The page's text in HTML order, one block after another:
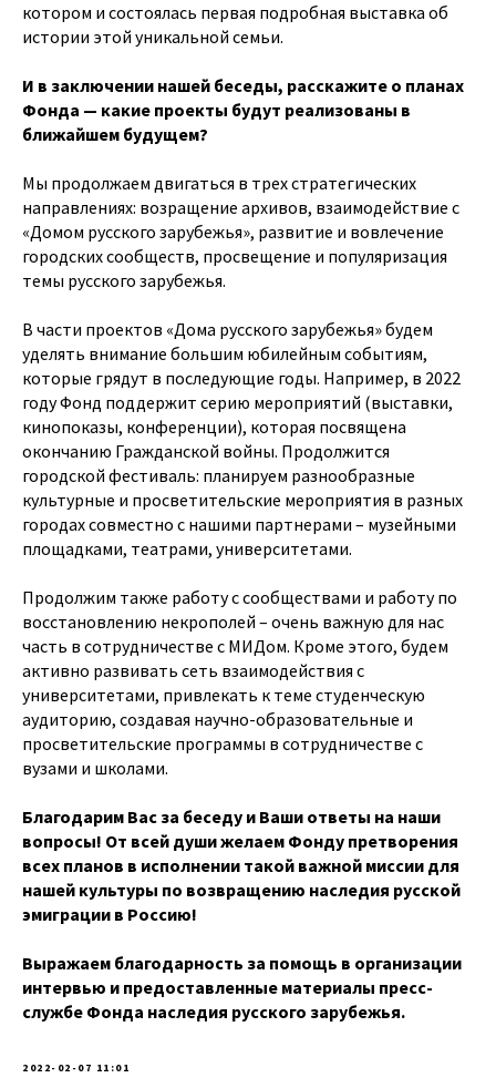
котором и состоялась первая подробная выставка об
истории этой уникальной семьи.
И в заключении нашей беседы, расскажите о планах
Фонда — какие проекты будут реализованы в
ближайшем будущем?
Мы продолжаем двигаться в трех стратегических
направлениях: возращение архивов, взаимодействие с
«Домом русского зарубежья», развитие и вовлечение
городских сообществ, просвещение и популяризация
темы русского зарубежья.
В части проектов «Дома русского зарубежья» будем
уделять внимание большим юбилейным событиям,
которые грядут в последующие годы. Например, в 2022
году Фонд поддержит серию мероприятий (выставки,
кинопоказы, конференции), которая посвящена
окончанию Гражданской войны. Продолжится
городской фестиваль: планируем разнообразные
культурные и просветительские мероприятия в разных
городах совместно с нашими партнерами – музейными
площадками, театрами, университетами.
Продолжим также работу с сообществами и работу по
восстановлению некрополей – очень важную для нас
часть в сотрудничестве с МИДом. Кроме этого, будем
активно развивать сеть взаимодействия с
университетами, привлекать к теме студенческую
аудиторию, создавая научно-образовательные и
просветительские программы в сотрудничестве с
вузами и школами.
Благодарим Вас за беседу и Ваши ответы на наши
вопросы! От всей души желаем Фонду претворения
всех планов в исполнении такой важной миссии для
нашей культуры по возвращению наследия русской
эмиграции в Россию!
Выражаем благодарность за помощь в организации
интервью и предоставленные материалы пресс-
службе Фонда наследия русского зарубежья.
2022-02-07 11:01